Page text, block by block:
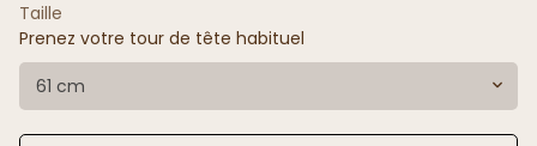
Taille
Prenez votre tour de tête habituel
61 cm